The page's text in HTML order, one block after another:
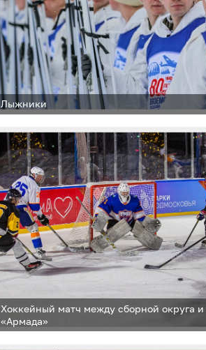
Лыжники
Хоккейный матч между сборной округа
«Армада»